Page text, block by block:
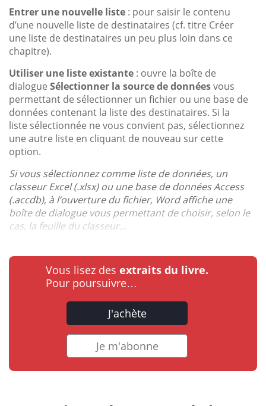
Entrer une nouvelle liste : pour saisir le contenu
d’une nouvelle liste de destinataires (cf. titre Créer
une liste de destinataires un peu plus loin dans ce
chapitre).
Utiliser une liste existante : ouvre la boîte de
dialogue Sélectionner la source de donnéesvous
permettant de sélectionner un fichier ou une base de
données contenant la liste des destinataires. Si la
liste sélectionnée ne vous convient pas, sélectionnez
une autre liste en cliquant de nouveau sur cette
option.
Si vous sélectionnez comme liste de données, un
classeur Excel (.xlsx) ou une base de données Access
(.accdb), à l’ouverture du fichier, Word affiche une
boîte de dialogue vous permettant de choisir, selon le
cas, la feuille du classeur...
Vous lisez des extraits du livre.
Pour poursuivre…
J'achète
Je m'abonne